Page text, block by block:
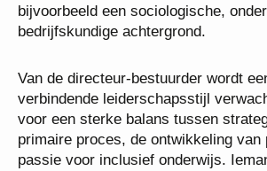
denkniveau, met bijvoorbeeld een
onderwijskundige of bedrijfskundige
Van de directeur-bestuurder wordt
verbindende leiderschapsstijl
aandacht voor een sterke balans
inhoud, het primaire proces, de
personeel en passie voor inclusief